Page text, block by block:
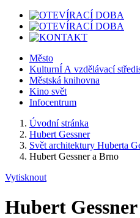
Město
KulturnÍ A vzdělávací
Městská knihovna
Kino svět
Infocentrum
Úvodní stránka
Hubert Gessner
Svět architektury Huberta
Hubert Gessner a Brno
Vytisknout
Hubert